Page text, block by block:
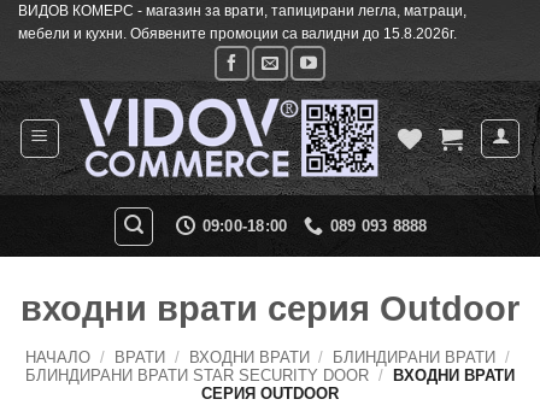
SkipВИДОВ КОМЕРС - магазин за врати, тапицирани легла, матраци,
мебели и кухни. Обявените промоции са валидни до 15.8.2026г.
09:00-18:00 089 093 8888
входни врати серия Outdoor
НАЧАЛО / ВРАТИ / ВХОДНИ ВРАТИ / БЛИНДИРАНИ ВРАТИ /
БЛИНДИРАНИ ВРАТИ STAR SECURITY DOOR /
ВХОДНИ ВРАТИ
СЕРИЯ OUTDOOR